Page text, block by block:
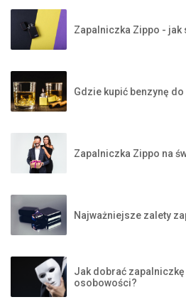
Zapalniczka Zippo -
Gdzie kupić benzynę
Zapalniczka Zippo na
Najważniejsze zalety
Jak dobrać
osobowości?